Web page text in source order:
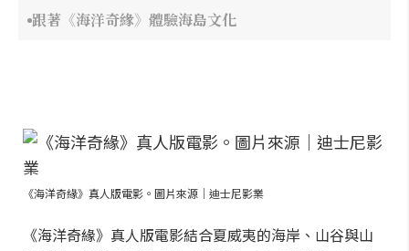
跟著《海洋奇緣》體驗海島文化
《海洋奇緣》真人版電影。圖片來源｜迪士尼影業
《海洋奇緣》真人版電影結合夏威夷的海岸、山谷與山